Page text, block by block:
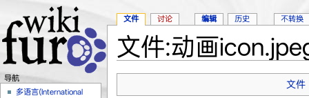
文件:动画
文件
文件 讨论 编辑 历史 不转换
导航
多语言(International